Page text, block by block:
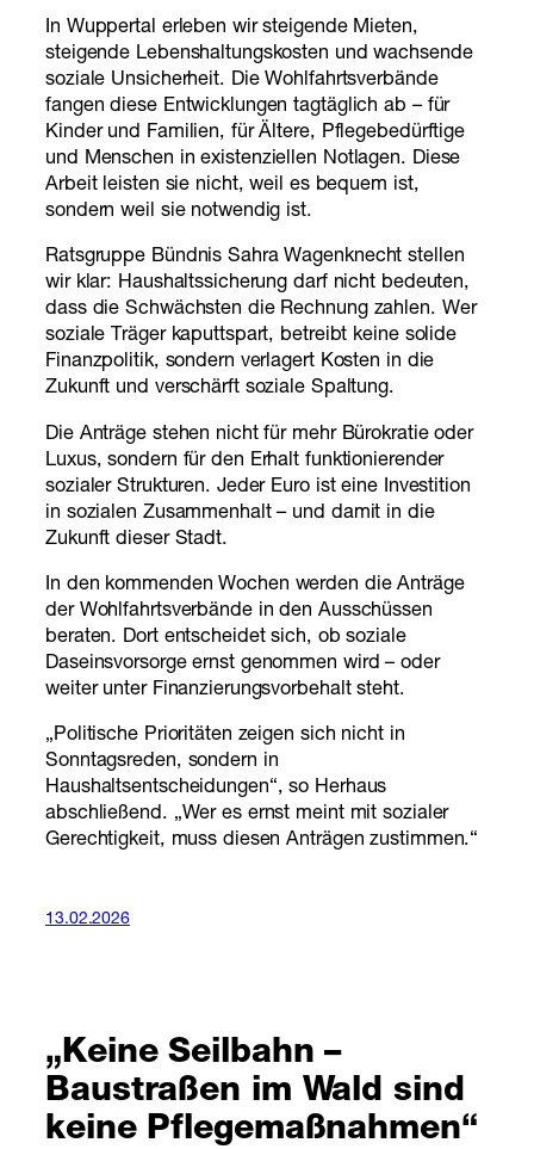
In Wuppertal erleben wir steigende Mieten,
steigende Lebenshaltungskosten und wachsende
soziale Unsicherheit. Die Wohlfahrtsverbände
fangen diese Entwicklungen tagtäglich ab – für
Kinder und Familien, für Ältere, Pflegebedürftige
und Menschen in existenziellen Notlagen. Diese
Arbeit leisten sie nicht, weil es bequem ist,
sondern weil sie notwendig ist.
Ratsgruppe Bündnis Sahra Wagenknecht stellen
wir klar: Haushaltssicherung darf nicht bedeuten,
dass die Schwächsten die Rechnung zahlen. Wer
soziale Träger kaputtspart, betreibt keine solide
Finanzpolitik, sondern verlagert Kosten in die
Zukunft und verschärft soziale Spaltung.
Die Anträge stehen nicht für mehr Bürokratie oder
Luxus, sondern für den Erhalt funktionierender
sozialer Strukturen. Jeder Euro ist eine Investition
in sozialen Zusammenhalt – und damit in die
Zukunft dieser Stadt.
In den kommenden Wochen werden die Anträge
der Wohlfahrtsverbände in den Ausschüssen
beraten. Dort entscheidet sich, ob soziale
Daseinsvorsorge ernst genommen wird – oder
weiter unter Finanzierungsvorbehalt steht.
„Politische Prioritäten zeigen sich nicht in
Sonntagsreden, sondern in
Haushaltsentscheidungen“, so Herhaus
abschließend. „Wer es ernst meint mit sozialer
Gerechtigkeit, muss diesen Anträgen zustimmen.“
13.02.2026
„Keine Seilbahn –
Baustraßen im Wald sind
keine Pflegemaßnahmen“